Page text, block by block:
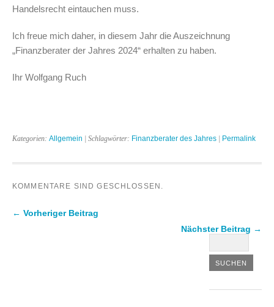
Handelsrecht eintauchen muss.
Ich freue mich daher, in diesem Jahr die Auszeichnung
„Finanzberater der Jahres 2024“ erhalten zu haben.
Ihr Wolfgang Ruch
Kategorien: Allgemein | Schlagwörter: Finanzberater des Jahres | Permalink
KOMMENTARE SIND GESCHLOSSEN.
← Vorheriger Beitrag
Nächster Beitrag →